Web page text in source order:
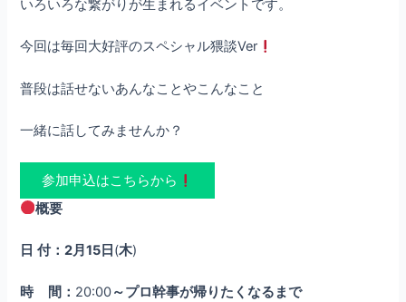
いろいろな繋がりが生まれるイベントです。
今回は毎回大好評のスペシャル猥談Ver
普段は話せないあんなことやこんなこと
一緒に話してみませんか？
参加申込はこちらから
概要
日 付：2月15日 (木)
時 間： 20:00～プロ幹事が帰りたくなるまで